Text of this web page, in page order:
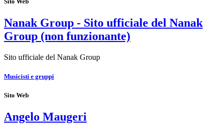
Nanak Group - Sito ufficiale del Nanak
Group (non funzionante)
Sito ufficiale del Nanak Group
Musicisti e gruppi
Sito Web
Angelo Maugeri